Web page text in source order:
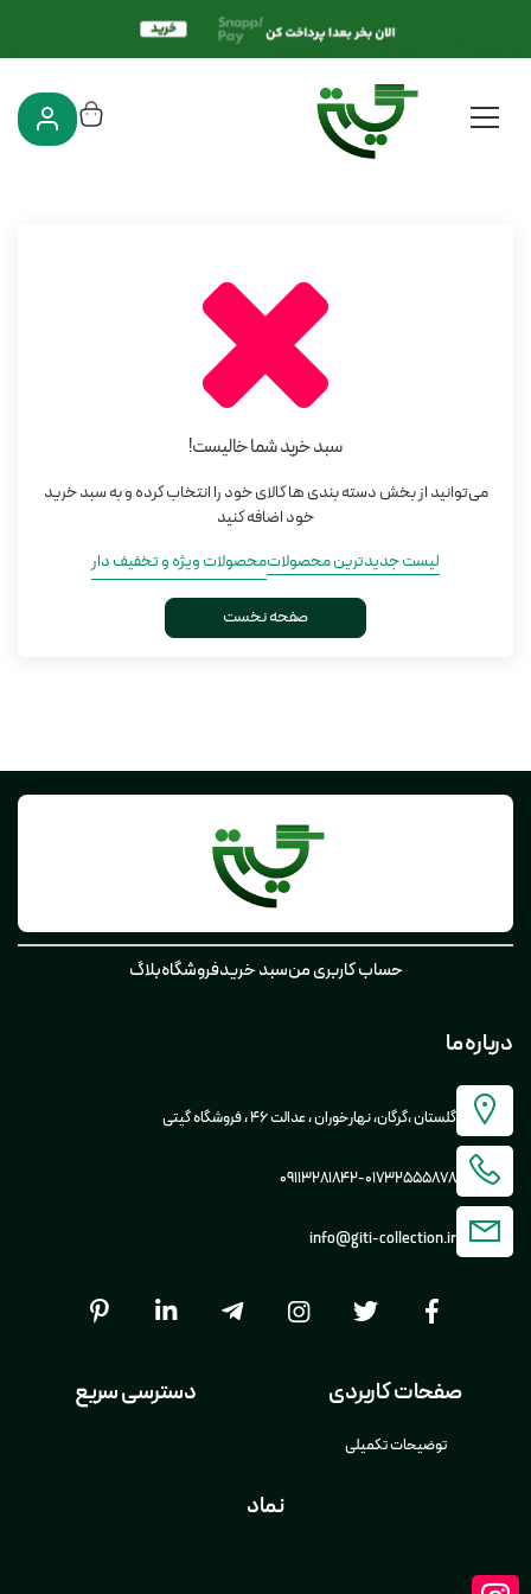
سبد خرید
سبد خرید شما خالیست!
می‌توانید از بخش دسته بندی ها کالای خود را انتخاب کرده و به سبد خرید
خود اضافه کنید
لیست جدیدترین محصولاتمحصولات ویژه و تخفیف دار
صفحه نخست
حساب کاربری منسبد خریدفروشگاهبلاگ
درباره ما
گلستان ،گرگان، نهارخوران ، عدالت 46 ، فروشگاه گیتی
01732555878
-
09113281842
info@giti-collection.ir
صفحات کاربردی
توضیحات تکمیلی
دسترسی سریع
نماد